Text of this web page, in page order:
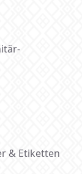
& Etiketten